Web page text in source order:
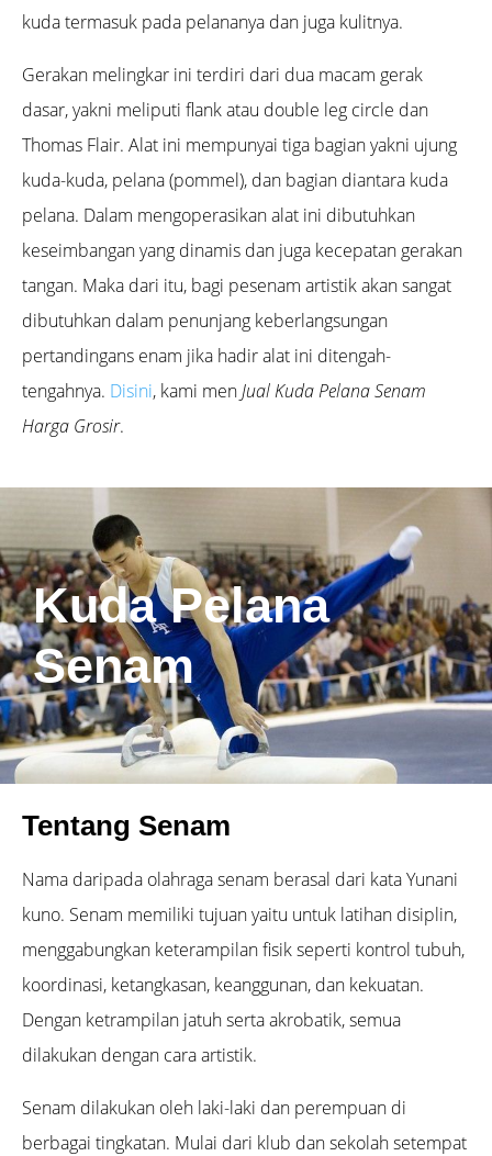
kuda termasuk pada pelananya dan juga kulitnya.
Gerakan melingkar ini terdiri dari dua macam gerak
dasar, yakni meliputi flank atau double leg circle dan
Thomas Flair. Alat ini mempunyai tiga bagian yakni ujung
kuda-kuda, pelana (pommel), dan bagian diantara kuda
pelana. Dalam mengoperasikan alat ini dibutuhkan
keseimbangan yang dinamis dan juga kecepatan gerakan
tangan. Maka dari itu, bagi pesenam artistik akan sangat
dibutuhkan dalam penunjang keberlangsungan
pertandingans enam jika hadir alat ini ditengah-
tengahnya. Disini, kami menJual Kuda Pelana Senam
Harga Grosir.
Kuda Pelana
Senam
Tentang Senam
Nama daripada olahraga senam berasal dari kata Yunani
kuno. Senam memiliki tujuan yaitu untuk latihan disiplin,
menggabungkan keterampilan fisik seperti kontrol tubuh,
koordinasi, ketangkasan, keanggunan, dan kekuatan.
Dengan ketrampilan jatuh serta akrobatik, semua
dilakukan dengan cara artistik.
Senam dilakukan oleh laki-laki dan perempuan di
berbagai tingkatan. Mulai dari klub dan sekolah setempat